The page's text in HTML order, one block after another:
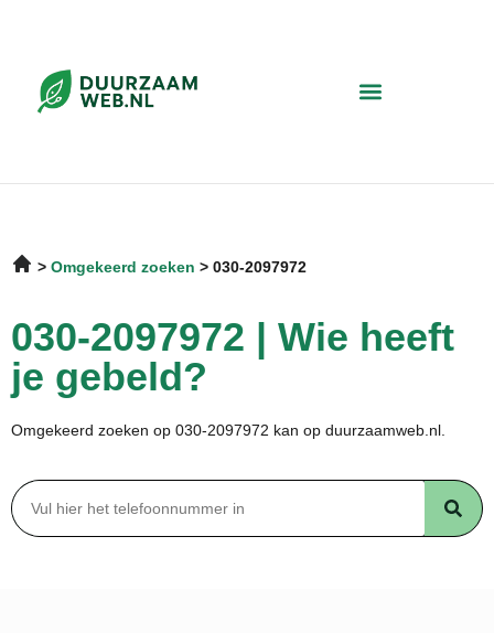
Omgekeerd zoeken 030-2097972
030-2097972 | Wie heeft
je gebeld?
Omgekeerd zoeken op 030-2097972 kan op duurzaamweb.nl.